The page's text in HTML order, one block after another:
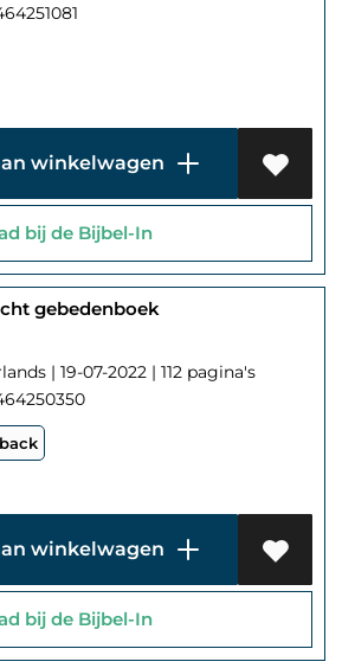
winkelwagen
bij de Bijbel-In
gebedenboek
| 19-07-2022 | 112 pagina's
winkelwagen
bij de Bijbel-In